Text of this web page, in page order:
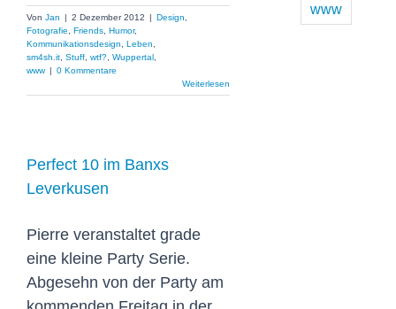
Von Jan | 2 Dezember 2012 | Design
Fotografie
Friends Humor,
Kommunikationsdesign
Leben
sm4sh.it Stuff wtf? Wuppertal
www | 0 Kommentare
Weiterlesen
Perfect 10 im Banxs
Leverkusen
Pierre veranstaltet grade
eine kleine Party Serie.
Abgesehn von der Party am
www